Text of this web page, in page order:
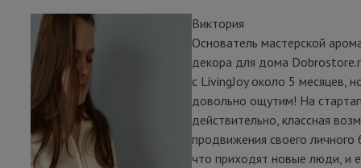
Виктория
Основатель мастерской
декора для дома
с LivingJoy около 5 месяцев,
довольно ощутим! На
действительно, классная
продвижения своего личного
что приходят новые люди, и